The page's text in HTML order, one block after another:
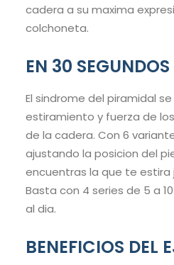
cadera a su maxima
colchoneta.
EN 30 SEGUNDOS
El sindrome del piramidal
estiramiento y fuerza de
de la cadera. Con 6
ajustando la posicion del
encuentras la que te estira
Basta con 4 series de 5 a
al dia.
BENEFICIOS DEL